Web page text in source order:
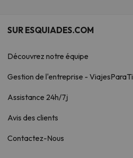
SUR ESQUIADES.COM
Découvrez notre équipe
Gestion de l'entreprise - ViajesParaTi
Assistance 24h/7j
Avis des clients
Contactez-Nous